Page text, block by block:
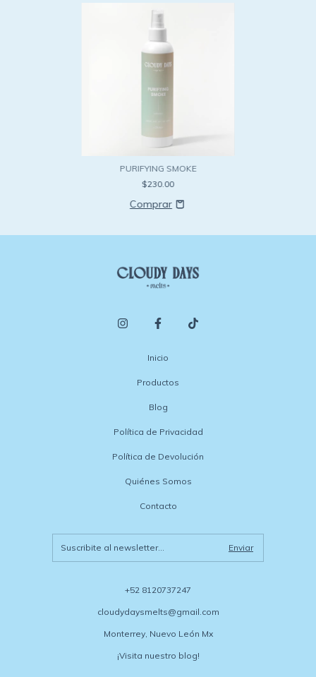
PURIFYING SMOKE
$230.00
Inicio
Productos
Blog
Política de Privacidad
Política de Devolución
Quiénes Somos
Contacto
+52 8120737247
cloudydaysmelts@gmail.com
Monterrey, Nuevo León Mx
¡Visita nuestro blog!